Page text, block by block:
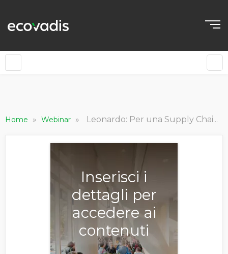
Home » Webinar » Leonardo: Per una Supply Chain sostenibile
Inserisci i
dettagli per
accedere ai
contenuti